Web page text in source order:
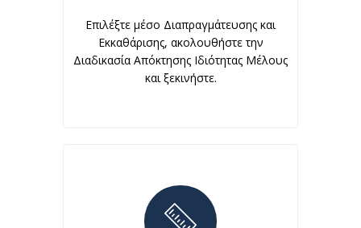
Επιλέξτε μέσο Διαπραγμάτευσης και
Εκκαθάρισης, ακολουθήστε την
Διαδικασία Απόκτησης Ιδιότητας Μέλους
και ξεκινήστε.